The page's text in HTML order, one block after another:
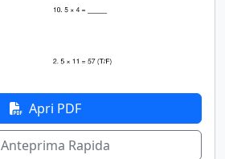
Apri PDF
Anteprima Rapida